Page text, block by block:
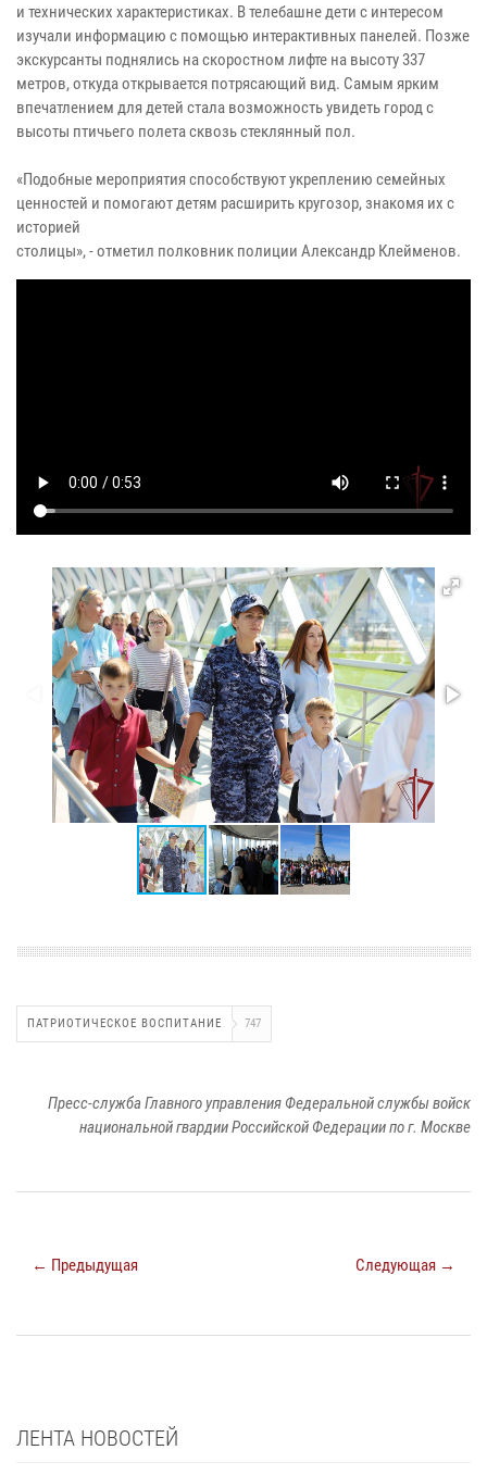
и технических характеристиках. В телебашне дети с интересом
изучали информацию с помощью интерактивных панелей. Позже
экскурсанты поднялись на скоростном лифте на высоту 337
метров, откуда открывается потрясающий вид. Самым ярким
впечатлением для детей стала возможность увидеть город с
высоты птичьего полета сквозь стеклянный пол.
«Подобные мероприятия способствуют укреплению семейных
ценностей и помогают детям расширить кругозор, знакомя их с
историей
столицы», - отметил полковник полиции Александр Клейменов.
ПАТРИОТИЧЕСКОЕ ВОСПИТАНИЕ 747
Пресс-служба Главного управления Федеральной службы войск
национальной гвардии Российской Федерации по г. Москве
← Предыдущая Следующая →
ЛЕНТА НОВОСТЕЙ